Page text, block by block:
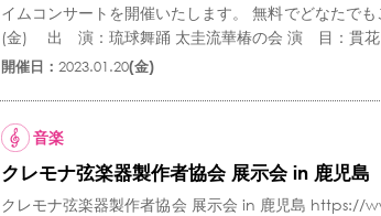
イムコンサートを開催いたします。 無料でどなたで
(金) 出 演：琉球舞踊 太圭流華椿の会 演 目
開催日： 2023.01.20(金)
音楽
クレモナ弦楽器製作者協会 展示会 in 鹿児島
クレモナ弦楽器製作者協会 展示会 in 鹿児島